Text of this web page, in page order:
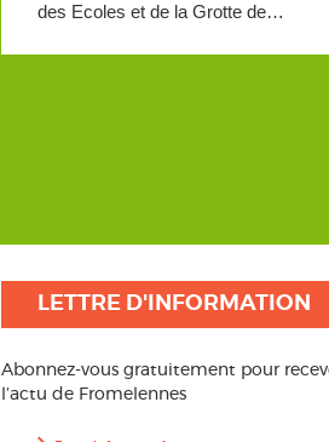
des Ecoles et de la Grotte de…
LETTRE D'INFORMATION
Abonnez-vous gratuitement pour
l’actu de Fromelennes